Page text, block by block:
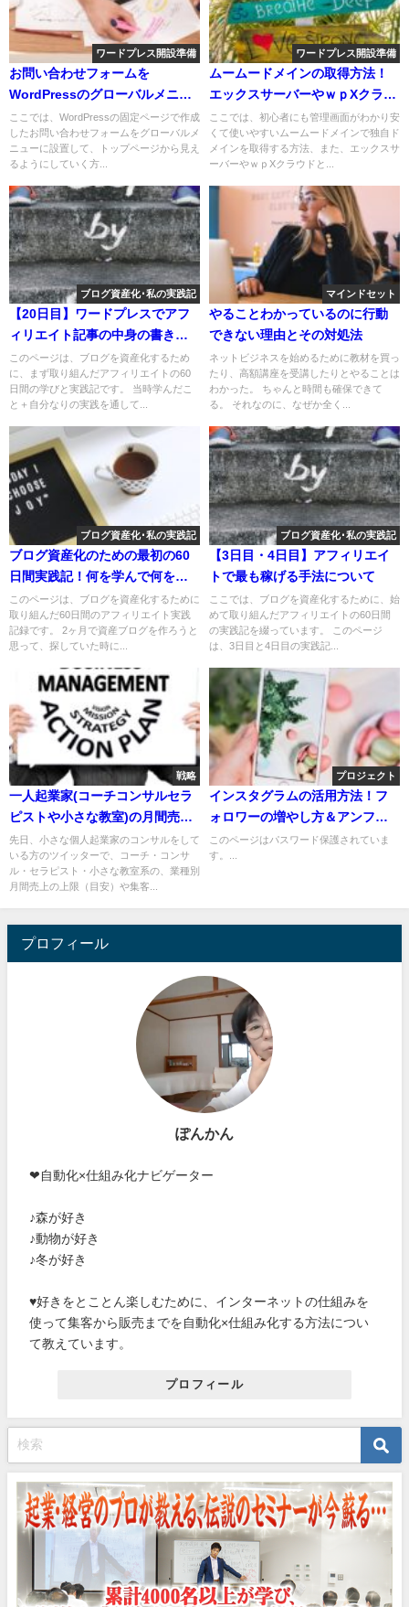
ワードプレス開設準備
お問い合わせフォームを
WordPressのグローバルメニュ
ーに表示させる
ここでは、WordPressの固定ページで作成
したお問い合わせフォームをグローバルメ
ニューに設置して、トップページから見え
るようにしていく方...
ワードプレス開設準備
ムームードメインの取得方法！
エックスサーバーやｗｐXクラウ
ドのネームサーバー設定方法も
ここでは、初心者にも管理画面がわかり安
くて使いやすいムームードメインで独自ド
メインを取得する方法、また、エックスサ
ーバーやｗｐXクラウドと...
ブログ資産化･私の実践記
【20日目】ワードプレスでアフ
ィリエイト記事の中身の書き方
について
このページは、ブログを資産化するため
に、まず取り組んだアフィリエイトの60
日間の学びと実践記です。 当時学んだこ
と＋自分なりの実践を通して...
マインドセット
やることわかっているのに行動
できない理由とその対処法
ネットビジネスを始めるために教材を買っ
たり、高額講座を受講したりとやることは
わかった。 ちゃんと時間も確保できて
る。 それなのに、なぜか全く...
ブログ資産化･私の実践記
ブログ資産化のための最初の60
日間実践記！何を学んで何をし
たかの記録
このページは、ブログを資産化するために
取り組んだ60日間のアフィリエイト実践
記録です。 2ヶ月で資産ブログを作ろうと
思って、探していた時に...
ブログ資産化･私の実践記
【3日目・4日目】アフィリエイ
トで最も稼げる手法について
ここでは、ブログを資産化するために、始
めて取り組んだアフィリエイトの60日間
の実践記を綴っています。 このページ
は、3日目と4日目の実践記...
戦略
一人起業家(コーチコンサルセラ
ピストや小さな教室)の月間売上
目安は？集客媒体もチェック
先日、小さな個人起業家のコンサルをして
いる方のツイッターで、コーチ・コンサ
ル・セラピスト・小さな教室系の、業種別
月間売上の上限（目安）や集客...
プロジェクト
インスタグラムの活用方法！フ
ォロワーの増やし方＆アンフォ
ローについて
このページはパスワード保護されていま
す。...
プロフィール
ぽんかん
❤自動化×仕組み化ナビゲーター
♪森が好き
♪動物が好き
♪冬が好き
♥好きをとことん楽しむために、インターネットの仕組みを
使って集客から販売までを自動化×仕組み化する方法につい
て教えています。
プロフィール